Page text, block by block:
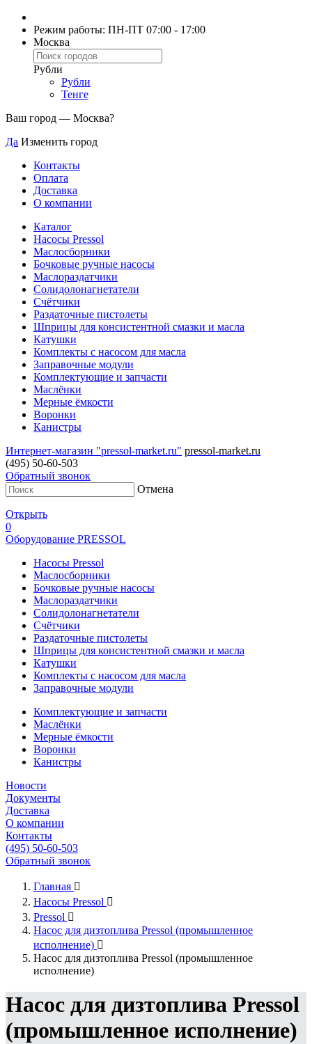
Режим работы: ПН-ПТ 07:00 - 17:00
Москва
Рубли
Рубли
Тенге
Ваш город — Москва?
Да Изменить город
Контакты
Оплата
Доставка
О компании
Каталог
Насосы Pressol
Маслосборники
Бочковые ручные насосы
Маслораздатчики
Солидолонагнетатели
Счётчики
Раздаточные пистолеты
Шприцы для консистентной смазки и масла
Катушки
Комплекты с насосом для масла
Заправочные модули
Комплектующие и запчасти
Маслёнки
Мерные ёмкости
Воронки
Канистры
Интернет-магазин "pressol-market.ru" pressol-market.ru
(495) 50-60-503
Обратный звонок
Отмена
Открыть
0
Оборудование PRESSOL
Насосы Pressol
Маслосборники
Бочковые ручные насосы
Маслораздатчики
Солидолонагнетатели
Счётчики
Раздаточные пистолеты
Шприцы для консистентной смазки и масла
Катушки
Комплекты с насосом для масла
Заправочные модули
Комплектующие и запчасти
Маслёнки
Мерные ёмкости
Воронки
Канистры
Новости
Документы
Доставка
О компании
Контакты
(495) 50-60-503
Обратный звонок
Главная 
Насосы Pressol 
Pressol 
Насос для дизтоплива Pressol (промышленное
исполнение) 
Насос для дизтоплива Pressol (промышленное
исполнение)
Насос для дизтоплива Pressol
(промышленное исполнение)